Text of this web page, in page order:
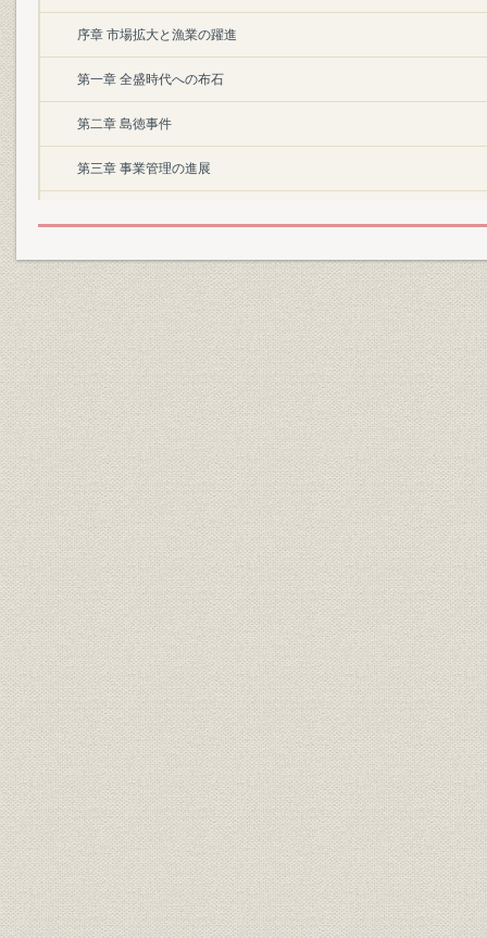
序章 市場拡大と漁業の躍進
第一章 全盛時代への布石
第二章 島徳事件
第三章 事業管理の進展
第五章 輸出事業と内販の確立
第三部 第二次合同と戦時の北洋漁業
序章 激動期の漁業の盛衰
第一章 露領漁業大合同の進展
第二章 母船式サケ・マス漁業の勃興と合同
第三章 北千島サケ・マス漁業の発展と合同
第四章 缶詰輸出と塩魚の内販事情
第五章 業務管理システムの推移
第六章 水産統制令と北洋漁業の壊滅
第四部 戦後の再建
序章 漁場喪失と虚脱の中から
第一章 敗戦後の混乱
第二章 新しい事業の展開
第三章 戦後の労務事情
第四章 北洋漁業の再開
〈あとがき〉 加藤琢治